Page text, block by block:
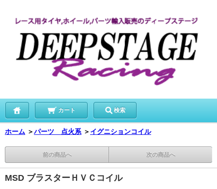
カート 検索
ホーム ＞パーツ 点火系 ＞ イグニションコイル
前の商品へ 次の商品へ
MSD ブラスターＨＶＣコイル